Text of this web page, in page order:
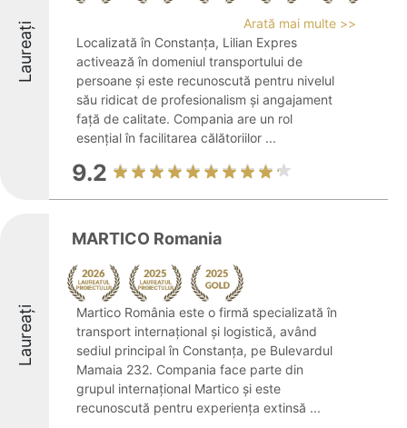
Laureați
Arată mai multe >>
Localizată în Constanța, Lilian Expres
activează în domeniul transportului de
persoane și este recunoscută pentru nivelul
său ridicat de profesionalism și angajament
față de calitate. Compania are un rol
esențial în facilitarea călătoriilor ...
9.2
Laureați
MARTICO Romania
Martico România este o firmă specializată în
transport internațional și logistică, având
sediul principal în Constanța, pe Bulevardul
Mamaia 232. Compania face parte din
grupul internațional Martico și este
recunoscută pentru experiența extinsă ...